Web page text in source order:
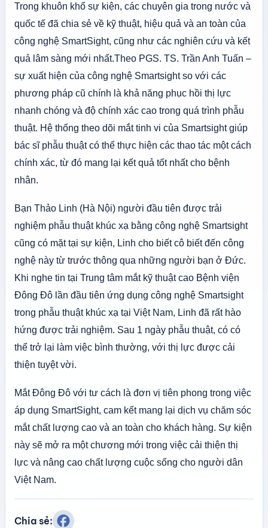
Trong khuôn khổ sự kiện, các chuyên gia trong nước và
quốc tế đã chia sẻ về kỹ thuật, hiệu quả và an toàn của
công nghệ SmartSight, cũng như các nghiên cứu và kết
quả lâm sàng mới nhất.Theo PGS. TS. Trần Anh Tuấn –
sự xuất hiện của công nghệ Smartsight so với các
phương pháp cũ chính là khả năng phục hồi thị lực
nhanh chóng và độ chính xác cao trong quá trình phẫu
thuật. Hệ thống theo dõi mắt tinh vi của Smartsight giúp
bác sĩ phẫu thuật có thể thực hiện các thao tác một cách
chính xác, từ đó mang lại kết quả tốt nhất cho bệnh
nhân.
Bạn Thảo Linh (Hà Nội) người đầu tiên được trải
nghiệm phẫu thuật khúc xạ bằng công nghệ Smartsight
cũng có mặt tại sự kiện, Linh cho biết cô biết đến công
nghệ này từ trước thông qua những người bạn ở Đức.
Khi nghe tin tại Trung tâm mắt kỹ thuật cao Bệnh viện
Đông Đô lần đầu tiên ứng dụng công nghệ Smartsight
trong phẫu thuật khúc xạ tại Việt Nam, Linh đã rất hào
hứng được trải nghiệm. Sau 1 ngày phẫu thuật, có có
thể trở lại làm việc bình thường, với thị lực được cải
thiện tuyệt vời.
Mắt Đông Đô với tư cách là đơn vị tiên phong trong việc
áp dụng SmartSight, cam kết mang lại dịch vụ chăm sóc
mắt chất lượng cao và an toàn cho khách hàng. Sự kiện
này sẽ mở ra một chương mới trong việc cải thiện thị
lực và nâng cao chất lượng cuộc sống cho người dân
Việt Nam.
Chia sẻ: